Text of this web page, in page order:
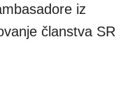
iz
članstva SR